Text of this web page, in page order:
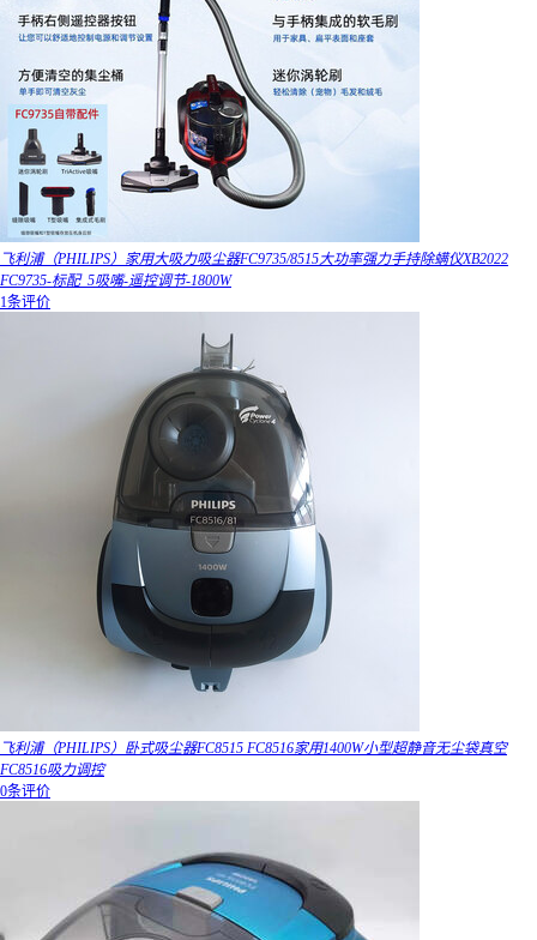
飞利浦（PHILIPS）家用大吸力吸尘器FC9735/8515大功率强力手持除螨仪XB2022
FC9735-标配_5吸嘴-遥控调节-1800W
1条评价
飞利浦（PHILIPS）卧式吸尘器FC8515 FC8516家用1400W小型超静音无尘袋真空
FC8516吸力调控
0条评价